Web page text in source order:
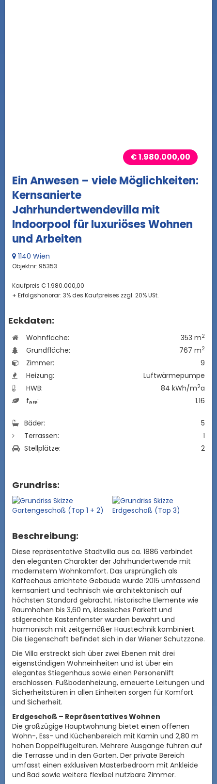
€ 1.980.000,00
Ein Anwesen – viele Möglichkeiten:
Kernsanierte
Jahrhundertwendevilla mit
Indoorpool für luxuriöses Wohnen
und Arbeiten
1140 Wien
Objektnr: 95353
Kaufpreis € 1.980.000,00
+ Erfolgshonorar: 3% des Kaufpreises zzgl. 20% USt.
Eckdaten:
Wohnfläche: 353 m2
Grundfläche: 767 m2
Zimmer:
9
Heizung:
Luftwärmepumpe
HWB:
84 kWh/m2a
fGEE: 1.16
Bäder:
5
Terrassen:
1
Stellplätze:
2
Grundriss:
Beschreibung:
Diese repräsentative Stadtvilla aus ca. 1886 verbindet
den eleganten Charakter der Jahrhundertwende mit
modernstem Wohnkomfort. Das ursprünglich als
Kaffeehaus errichtete Gebäude wurde 2015 umfassend
kernsaniert und technisch wie architektonisch auf
höchsten Standard gebracht. Historische Elemente wie
Raumhöhen bis 3,60 m, klassisches Parkett und
stilgerechte Kastenfenster wurden bewahrt und
harmonisch mit zeitgemäßer Haustechnik kombiniert.
Die Liegenschaft befindet sich in der Wiener Schutzzone.
Die Villa erstreckt sich über zwei Ebenen mit drei
eigenständigen Wohneinheiten und ist über ein
elegantes Stiegenhaus sowie einen Personenlift
erschlossen. Fußbodenheizung, erneuerte Leitungen und
Sicherheitstüren in allen Einheiten sorgen für Komfort
und Sicherheit.
Erdgeschoß – Repräsentatives Wohnen
Die großzügige Hauptwohnung bietet einen offenen
Wohn-, Ess- und Küchenbereich mit Kamin und 2,80 m
hohen Doppelflügeltüren. Mehrere Ausgänge führen auf
die Terrasse und in den Garten. Der private Bereich
umfasst einen exklusiven Masterbedroom mit Ankleide
und Bad sowie weitere flexibel nutzbare Zimmer.